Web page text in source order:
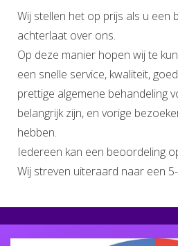
Wij stellen het op prijs als u een
achterlaat over ons.
Op deze manier hopen wij te
een snelle service, kwaliteit,
prettige algemene behandeling
belangrijk zijn, en vorige
hebben.
Iedereen kan een beoordeling
Wij streven uiteraard naar een